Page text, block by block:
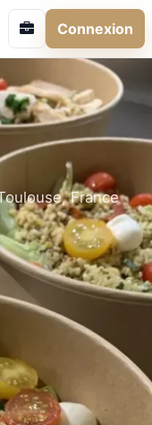
Connexion
France